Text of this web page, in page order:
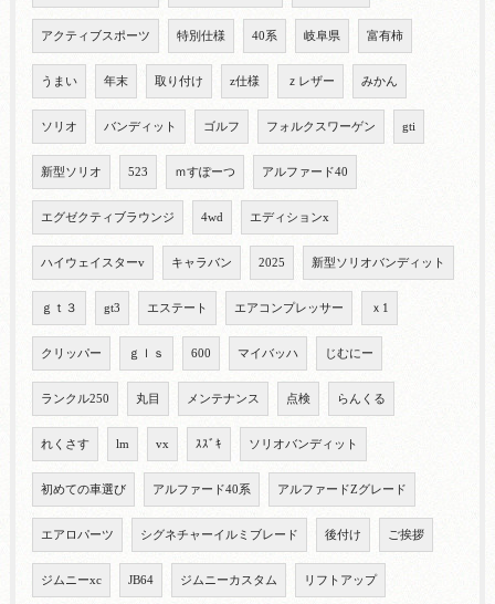
アクティブスポーツ 特別仕様 40系 岐阜県 富有柿
うまい 年末 取り付け z仕様 ｚレザー みかん
ソリオ バンディット ゴルフ フォルクスワーゲン gti
新型ソリオ 523 ｍすぽーつ アルファード40
エグゼクティブラウンジ 4wd エディションx
ハイウェイスターv キャラバン 2025 新型ソリオバンディット
ｇｔ３ gt3 エステート エアコンプレッサー ｘ1
クリッパー ｇｌｓ 600 マイバッハ じむにー
ランクル250 丸目 メンテナンス 点検 らんくる
れくさす lm vx ｽｽﾞｷ ソリオバンディット
初めての車選び アルファード40系 アルファードZグレード
エアロパーツ シグネチャーイルミブレード 後付け ご挨拶
ジムニーxc JB64 ジムニーカスタム リフトアップ